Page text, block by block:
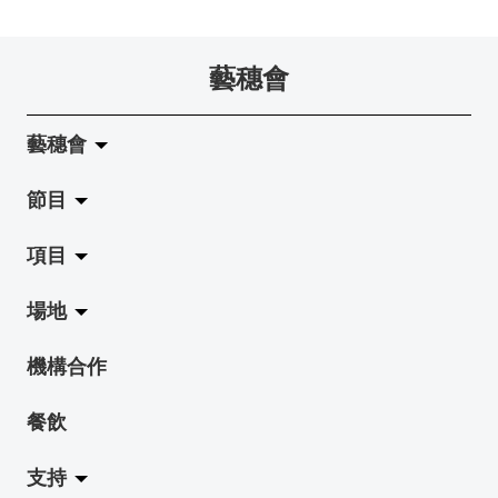
「在藝穗會演奏，讓我首次以音樂家的身份充分表達自己。」
鋼琴家黃家正
27-01-2015
26-01-2015
劉智倫：「開心自由氛圍，管理妥善好地方」
21-01-2015
「鬧市中的清新與恬靜」
「美人美景—就是喜歡這地方！」
13-01-2015
31-12-2014
Step Up, and Read Us!
22-12-2014
17-12-2014
謝謝您的禮物:)
16-12-2014
榮獲「韓國十月文化節」嘉許獎
“Artists in search of ghosts in fringe underground”
Secret Walls x HK 最終回！
08-12-2014
來跟Pepe的貓貓玩耍吧！
05-12-2014
冰窖變身貓Café？
03-12-2014
Being Faust: Enter Mephisto @ Fringe Club
29-11-2014
冰窖午餐日記！
「好想藝術」x S2 (S square) A cappella
21-11-2014
17-11-2014
欸，她是誰？！
12-11-2014
《蛻變．飛翔 2 》舞者演出大膽，舞出自由！
07-11-2014
忙裡偷閒之下午茶時間！
19-08-2014
13-08-2014
05-08-2014
The Fringe Club upholds and supports what the arts stand for
02-07-2014
Spotlight Hong Kong in Penang
藝穗會五月節目之分享會 @ Fringe Circa 1913
藝穗會
藝穗會
關於藝穗會
藝穗會的演化
使命與宗旨
藝穗會架構
檔案庫
藝穗網誌
節目
拉闊
展覽
演出
活動
工作坊
項目
Jazz-Go-Central, Jazz-Go-Fringe
LPL
2015-16 藝術場地資助計劃
2015 照亮香港在新加坡
場地
陳麗玲畫廊
奶庫
地下劇場
機構合作
餐飲
支持